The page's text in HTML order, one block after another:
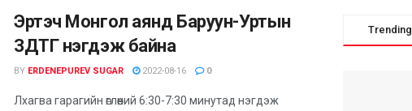
Эртэч Монгол аянд Баруун-Уртын
ЗДТГ нэгдэж байна
BY ERDENEPUREV SUGAR 2022-08-16 0
Лхагва гарагийн өглөөний 6:30-7:30 минутад нэгдэж
Trending